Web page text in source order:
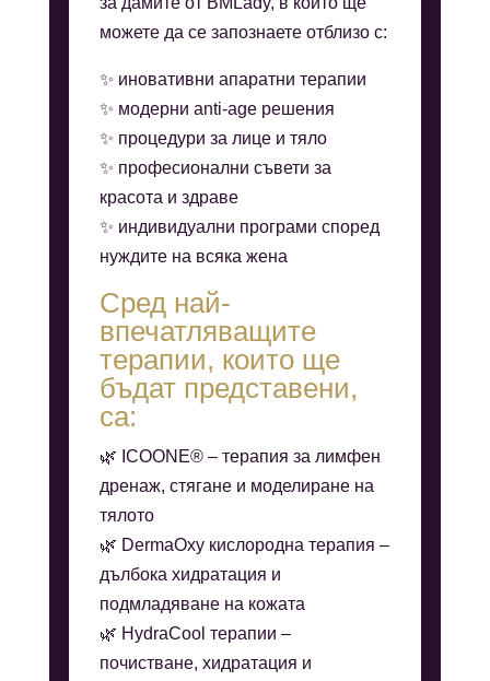
можете да се запознаете отблизо с:
✨ иновативни апаратни терапии
✨ модерни anti-age решения
✨ процедури за лице и тяло
✨ професионални съвети за
красота и здраве
✨ индивидуални програми според
нуждите на всяка жена
Сред най-
впечатляващите
терапии, които ще
бъдат представени,
са:
🌿 ICOONE® – терапия за лимфен
дренаж, стягане и моделиране на
тялото
🌿 DermaOxy кислородна терапия –
дълбока хидратация и
подмладяване на кожата
🌿 HydraCool терапии –
почистване, хидратация и